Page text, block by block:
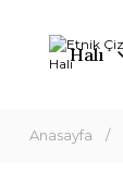
Halı
Anasayfa